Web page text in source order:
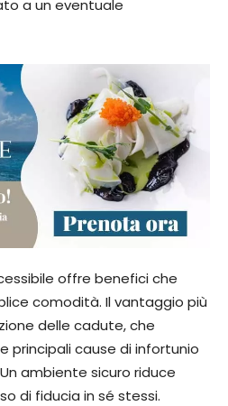
a un eventuale
offre benefici che
comodità. Il vantaggio più
delle cadute, che
principali cause di infortunio
ambiente sicuro riduce
di fiducia in sé stessi.